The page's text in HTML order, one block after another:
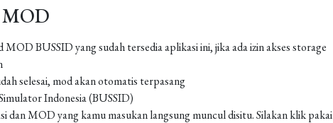
MOD
MOD BUSSID yang sudah tersedia aplikasi ini, jika ada izin akses storage
selesai, mod akan otomatis terpasang
Indonesia (BUSSID)
dan MOD yang kamu masukan langsung muncul disitu. Silakan klik pakai